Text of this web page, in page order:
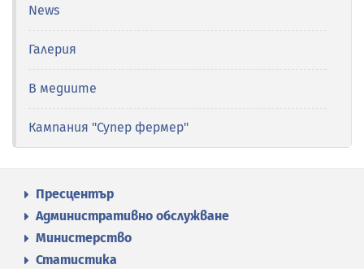
News
Галерия
В медиите
Кампания "Супер фермер"
Пресцентър
Административно обслужване
Министерство
Статистика